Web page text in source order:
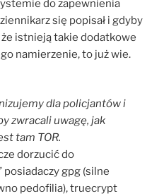
do zapewnienia
się popisał i gdyby
istnieją takie dodatkowe
namierzenie, to już wie.
dla policjantów i
zwracali uwagę, jak
tam TOR.
dorzucić do
posiadaczy gpg (silne
pedofilia), truecrypt